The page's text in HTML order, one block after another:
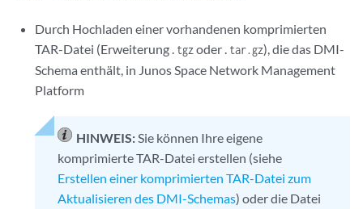
Durch Hochladen einer vorhandenen komprimierten
TAR-Datei (Erweiterung . tgz oder . tar.gz), die das DMI-
Schema enthält, in Junos Space Network Management
Platform
HINWEIS: Sie können Ihre eigene
komprimierte TAR-Datei erstellen (siehe
Erstellen einer komprimierten TAR-Datei zum
Aktualisieren des DMI-Schemas) oder die Datei